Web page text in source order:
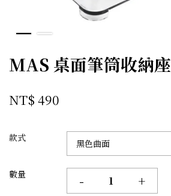
MAS 桌面筆筒收納座
NT$ 490
款式
數量 - +